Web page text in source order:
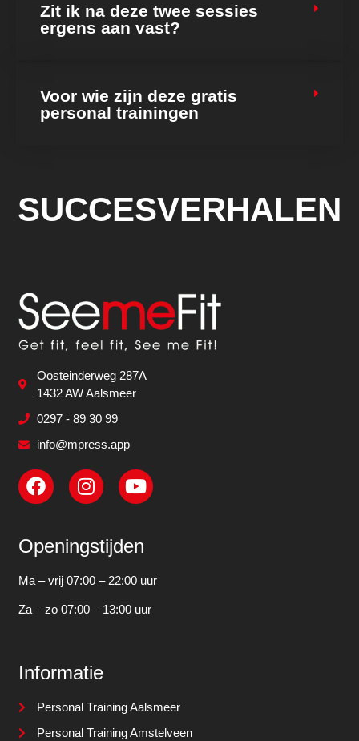
Zit ik na deze twee sessies
ergens aan vast?
Voor wie zijn deze gratis
personal trainingen
SUCCESVERHALEN
Oosteinderweg 287A
1432 AW Aalsmeer
0297 - 89 30 99
info@mpress.app
Openingstijden
Ma – vrij 07:00 – 22:00 uur
Za – zo 07:00 – 13:00 uur
Informatie
Personal Training Aalsmeer
Personal Training Amstelveen